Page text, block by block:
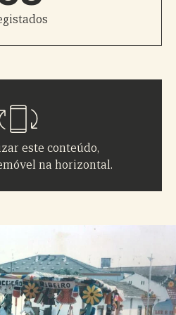
este conteúdo,
na horizontal.